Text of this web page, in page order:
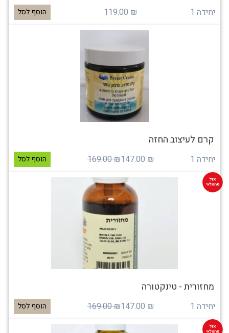
יחידה 1 ₪ 119.00 הוסף לסל
קרם לעיצוב החזה
יחידה 1 ₪ 147.00
₪ 169.00 הוסף לסל
מחזורית - טינקטורה
יחידה 1 ₪ 147.00
₪ 169.00 הוסף לסל